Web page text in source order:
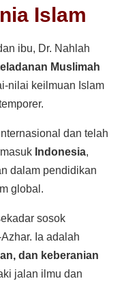
Islam
ibu, Dr. Nahlah
Muslimah
nilai keilmuan Islam
dan telah
Indonesia,
dalam pendidikan
global.
sosok
Ia adalah
dan keberanian
jalan ilmu dan